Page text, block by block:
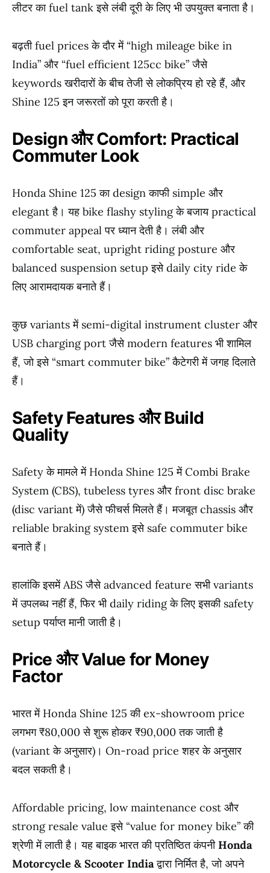
लीटर का fuel tank इसे लंबी दूरी के लिए भी उपयुक्त बनाता है।
बढ़ती fuel prices के दौर में “high mileage bike in
India” और “fuel efficient 125cc bike” जैसे
keywords खरीदारों के बीच तेजी से लोकप्रिय हो रहे हैं, और
Shine 125 इन जरूरतों को पूरा करती है।
Design और Comfort: Practical
Commuter Look
Honda Shine 125 का design काफी simple और
elegant है। यह bike flashy styling के बजाय practical
commuter appeal पर ध्यान देती है। लंबी और
comfortable seat, upright riding posture और
balanced suspension setup इसे daily city ride के
लिए आरामदायक बनाते हैं।
कुछ variants में semi-digital instrument cluster और
USB charging port जैसे modern features भी शामिल
हैं, जो इसे “smart commuter bike” कैटेगरी में जगह दिलाते
हैं।
Safety Features और Build
Quality
Safety के मामले में Honda Shine 125 में Combi Brake
System (CBS), tubeless tyres और front disc brake
(disc variant में) जैसे फीचर्स मिलते हैं। मजबूत chassis और
reliable braking system इसे safe commuter bike
बनाते हैं।
हालांकि इसमें ABS जैसे advanced feature सभी variants
में उपलब्ध नहीं हैं, फिर भी daily riding के लिए इसकी safety
setup पर्याप्त मानी जाती है।
Price और Value for Money
Factor
भारत में Honda Shine 125 की ex-showroom price
लगभग ₹80,000 से शुरू होकर ₹90,000 तक जाती है
(variant के अनुसार)। On-road price शहर के अनुसार
बदल सकती है।
Affordable pricing, low maintenance cost और
strong resale value इसे “value for money bike” की
श्रेणी में लाती है। यह बाइक भारत की प्रतिष्ठित कंपनी Honda
Motorcycle & Scooter Indiaद्वारा निर्मित है, जो अपने